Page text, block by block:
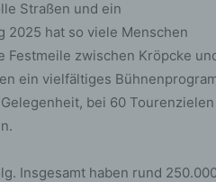
Straßen und ein
2025 hat so viele Menschen
Festmeile zwischen Kröpcke
ein vielfältiges
bei 60
Insgesamt haben rund